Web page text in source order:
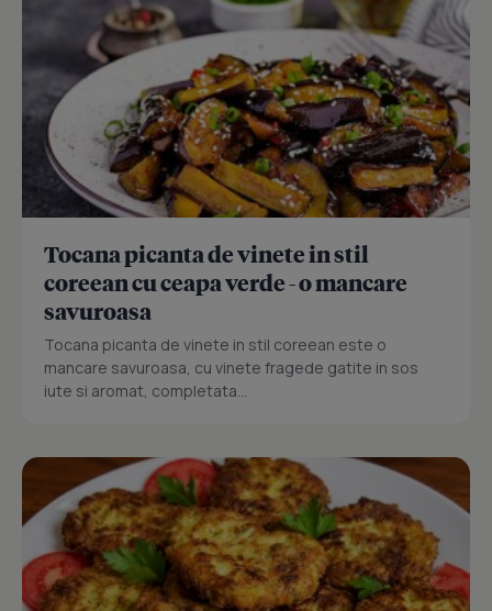
Tocana picanta de vinete in stil
coreean cu ceapa verde - o mancare
savuroasa
Tocana picanta de vinete in stil coreean este o
mancare savuroasa, cu vinete fragede gatite in sos
iute si aromat, completata...